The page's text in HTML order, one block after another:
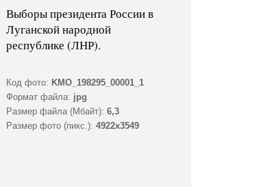
Выборы президента России в
Луганской народной
республике (ЛНР).
Код фото: KMO_198295_00001_1
Формат файла: jpg
Размер файла (Мбайт): 6,3
Размер фото (пикс.): 4922x3549